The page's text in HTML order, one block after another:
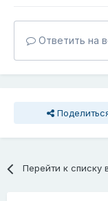
Ответить на
Перейти к списку